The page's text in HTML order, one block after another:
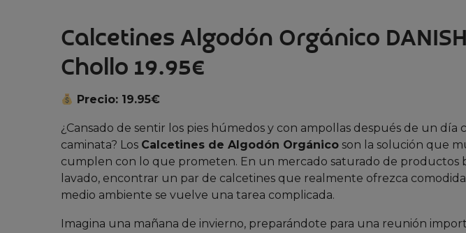
Calcetines Algodón Orgánico DANISH
Chollo 19.95€
Precio: 19.95€
¿Cansado de sentir los pies húmedos y con ampollas después de un
caminata? Los Calcetines de Algodón Orgánico son la solución que
cumplen con lo que prometen. En un mercado saturado de productos
lavado, encontrar un par de calcetines que realmente ofrezca
medio ambiente se vuelve una tarea complicada.
Imagina una mañana de invierno, preparándote para una reunión